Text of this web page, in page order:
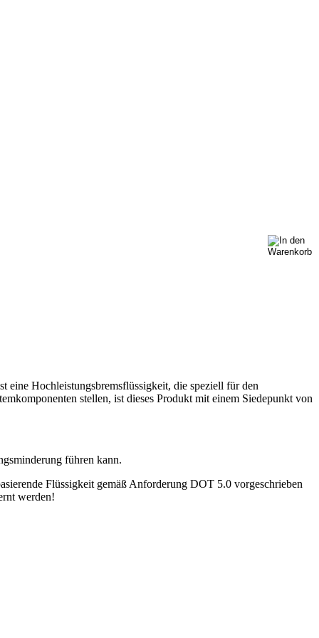
eine Hochleistungsbremsflüssigkeit, die speziell für den
stellen, ist dieses Produkt mit einem Siedepunkt von
führen kann.
Flüssigkeit gemäß Anforderung DOT 5.0 vorgeschrieben
werden!